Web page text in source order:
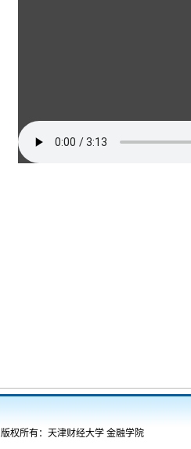
版权所有：天津财经大学 金融学院